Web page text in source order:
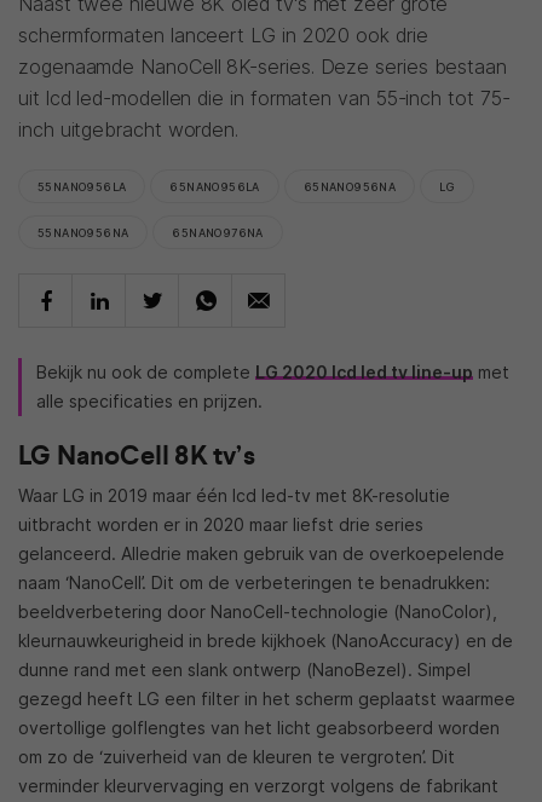
schermformaten lanceert LG in 2020 ook drie
zogenaamde NanoCell 8K-series. Deze series bestaan
uit lcd led-modellen die in formaten van 55-inch tot 75-
inch uitgebracht worden.
55NANO956LA 65NANO956LA 65NANO956NA LG
55NANO956NA 65NANO976NA
Bekijk nu ook de complete LG 2020 lcd led tv line-up met
alle specificaties en prijzen.
LG NanoCell 8K tv’s
Waar LG in 2019 maar één lcd led-tv met 8K-resolutie
uitbracht worden er in 2020 maar liefst drie series
gelanceerd. Alledrie maken gebruik van de overkoepelende
naam ‘NanoCell’. Dit om de verbeteringen te benadrukken:
beeldverbetering door NanoCell-technologie (NanoColor),
kleurnauwkeurigheid in brede kijkhoek (NanoAccuracy) en de
dunne rand met een slank ontwerp (NanoBezel). Simpel
gezegd heeft LG een filter in het scherm geplaatst waarmee
overtollige golflengtes van het licht geabsorbeerd worden
om zo de ‘zuiverheid van de kleuren te vergroten’. Dit
verminder kleurvervaging en verzorgt volgens de fabrikant